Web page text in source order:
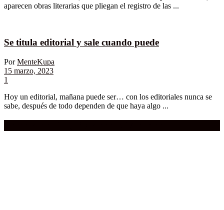
aparecen obras literarias que pliegan el registro de las ...
Se titula editorial y sale cuando puede
Por MenteKupa
15 marzo, 2023
1
Hoy un editorial, mañana puede ser… con los editoriales nunca se
sabe, después de todo dependen de que haya algo ...